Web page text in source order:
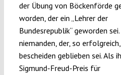
der Übung von Böckenförde
worden, der ein „Lehrer der
Bundesrepublik“ geworden
niemanden, der, so
bescheiden geblieben sei. Als
Sigmund-Freud-Preis für